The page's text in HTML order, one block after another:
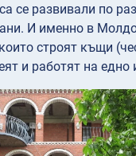
се развивали по
И именно в
строят къщи
и работят на